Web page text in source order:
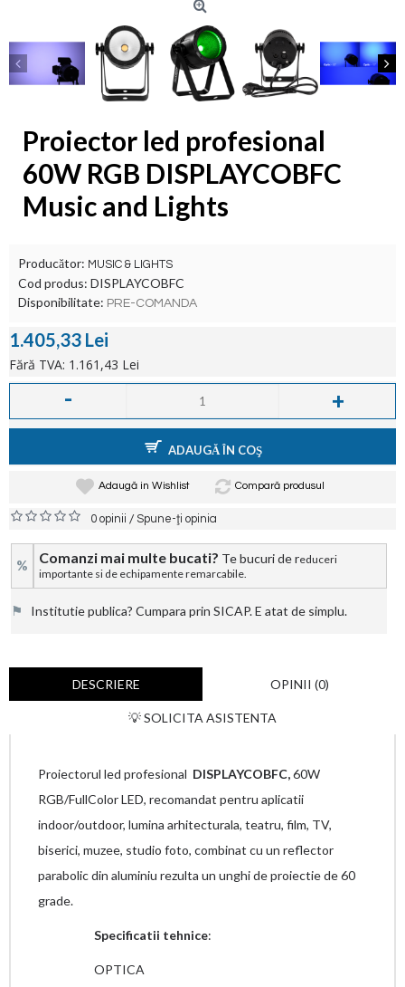
Proiector led profesional
60W RGB DISPLAYCOBFC
Music and Lights
Producător: MUSIC & LIGHTS
Cod produs: DISPLAYCOBFC
Disponibilitate: PRE-COMANDA
1.405,33 Lei
Fără TVA: 1.161,43 Lei
- +
ADAUGĂ ÎN COŞ
Adaugă in Wishlist Compară produsul
0 opinii /Spune-ţi opinia
% Comanzi mai multe bucati? Te bucuri de reduceri
importante si de echipamente remarcabile.
⚑ Institutie publica? Cumpara prin SICAP. E atat de simplu.
DESCRIERE OPINII (0)
💡 SOLICITA ASISTENTA
Proiectorul led profesional DISPLAYCOBFC,60W
RGB/FullColor LED, recomandat pentru aplicatii
indoor/outdoor, lumina arhitecturala, teatru, film, TV,
biserici, muzee, studio foto, combinat cu un reflector
parabolic din aluminiu rezulta un unghi de proiectie de 60
grade.
Specificatii tehnice:
OPTICA